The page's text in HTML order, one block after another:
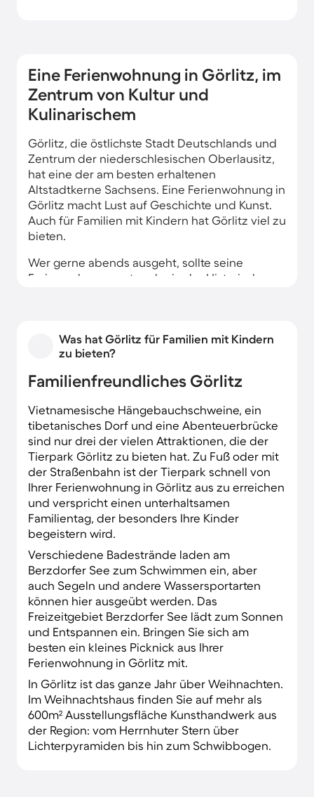
Eine Ferienwohnung in Görlitz, im
Zentrum von Kultur und
Kulinarischem
Görlitz, die östlichste Stadt Deutschlands und
Zentrum der niederschlesischen Oberlausitz,
hat eine der am besten erhaltenen
Altstadtkerne Sachsens. Eine Ferienwohnung in
Görlitz macht Lust auf Geschichte und Kunst.
Auch für Familien mit Kindern hat Görlitz viel zu
bieten.
Wer gerne abends ausgeht, sollte seine
Ferienwohnung entweder in der Historischen
dagegen in Biesnitz oder Weinhübel
besonders wohl. In diesen mehr ländlichen
Verfügung.
Was hat Görlitz für Familien mit Kindern
zu bieten?
Familienfreundliches Görlitz
Vietnamesische Hängebauchschweine, ein
tibetanisches Dorf und eine Abenteuerbrücke
sind nur drei der vielen Attraktionen, die der
Tierpark Görlitz zu bieten hat. Zu Fuß oder mit
der Straßenbahn ist der Tierpark schnell von
Ihrer Ferienwohnung in Görlitz aus zu erreichen
und verspricht einen unterhaltsamen
Familientag, der besonders Ihre Kinder
begeistern wird.
Verschiedene Badestrände laden am
Berzdorfer See zum Schwimmen ein, aber
auch Segeln und andere Wassersportarten
können hier ausgeübt werden. Das
Freizeitgebiet Berzdorfer See lädt zum Sonnen
und Entspannen ein. Bringen Sie sich am
besten ein kleines Picknick aus Ihrer
Ferienwohnung in Görlitz mit.
In Görlitz ist das ganze Jahr über Weihnachten.
Im Weihnachtshaus finden Sie auf mehr als
600m² Ausstellungsfläche Kunsthandwerk aus
der Region: vom Herrnhuter Stern über
Lichterpyramiden bis hin zum Schwibbogen.